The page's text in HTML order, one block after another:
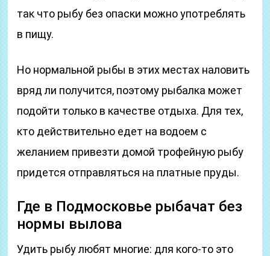
так что рыбу без опаски можно употреблять
в пищу.
Но нормальной рыбы в этих местах наловить
вряд ли получится, поэтому рыбалка может
подойти только в качестве отдыха. Для тех,
кто действительно едет на водоем с
желанием привезти домой трофейную рыбу
придется отправляться на платные пруды.
Где в Подмосковье рыбачат без
нормы вылова
Удить рыбу любят многие: для кого-то это